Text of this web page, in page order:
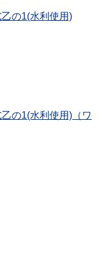
の1(水利使用)
の1(水利使用)（ワ